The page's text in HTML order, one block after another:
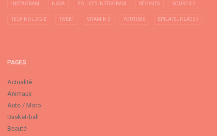
INSTAGRAM NASA POLICES INSTAGRAM RÉGIMES SOURCILS
TECHNOLOGIE TWEET VITAMIN D YOUTUBE ÉPILATEUR LASER
PAGES
Actualité
Animaux
Auto / Moto
Basket-ball
Beauté